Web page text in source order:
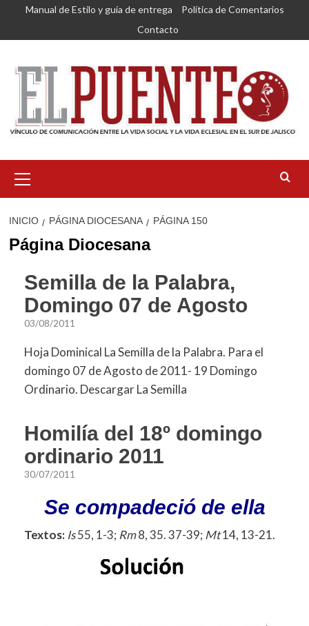
Saltar
contenido
Manual de Estilo y guía de entrega
Política de Comentarios
Contacto
primario
INICIO PÁGINA DIOCESANA PÁGINA 150
Página Diocesana
Semilla de la Palabra,
Domingo 07 de Agosto
03/08/2011
Hoja Dominical La Semilla de la Palabra. Para el
domingo 07 de Agosto de 2011- 19 Domingo
Ordinario. Descargar La Semilla
Homilía del 18º domingo
ordinario 2011
30/07/2011
Se compadeció de ella
Textos: Is55, 1-3; Rm8, 35. 37-39; Mt14, 13-21.